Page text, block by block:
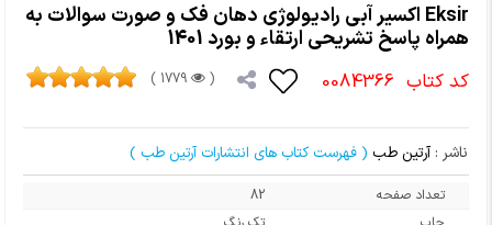
Eksir اکسیر آبی رادیولوژی دهان فک و صورت سوالات به
همراه پاسخ تشریحی ارتقاء و بورد 1401
کد کتاب 0084366
(
1779 )
ناشر : آرتین طب ( فهرست کتاب های انتشارات آرتین طب )
تعداد صفحه
82